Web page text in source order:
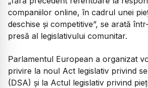
companiilor online, în cadrul unei
deschise şi competitive”, se arată
presă al legislativului comunitar.
Parlamentul European a organizat
privire la noul Act legislativ privind
(DSA) şi la Actul legislativ privind